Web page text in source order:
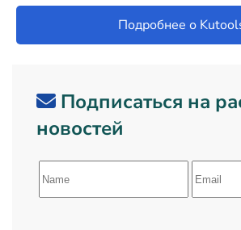
Подробнее о
Подписаться на
новостей